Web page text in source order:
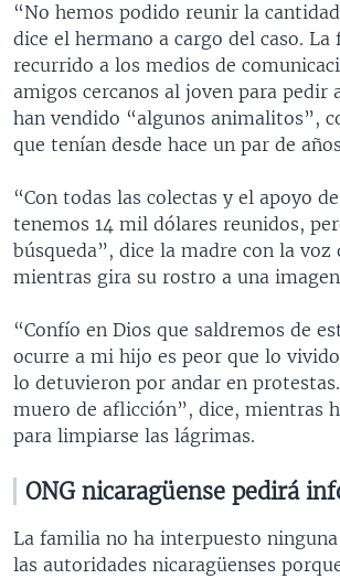
“No hemos podido reunir la
dice el hermano a cargo del caso. La
recurrido a los medios de
amigos cercanos al joven para pedir
han vendido “algunos animalitos”,
que tenían desde hace un par de
“Con todas las colectas y el apoyo
tenemos 14 mil dólares reunidos,
búsqueda”, dice la madre con la voz
mientras gira su rostro a una
“Confío en Dios que saldremos de
ocurre a mi hijo es peor que lo
lo detuvieron por andar en
muero de aflicción”, dice, mientras
para limpiarse las lágrimas.
ONG nicaragüense pedirá
La familia no ha interpuesto
las autoridades nicaragüenses